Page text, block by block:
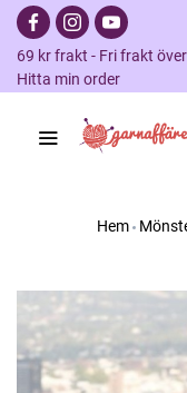
69 kr frakt - Fri frakt
Hitta min order
Hem